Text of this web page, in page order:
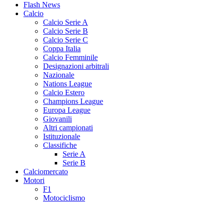
Flash News
Calcio
Calcio Serie A
Calcio Serie B
Calcio Serie C
Coppa Italia
Calcio Femminile
Designazioni arbitrali
Nazionale
Nations League
Calcio Estero
Champions League
Europa League
Giovanili
Altri campionati
Istituzionale
Classifiche
Serie A
Serie B
Calciomercato
Motori
F1
Motociclismo